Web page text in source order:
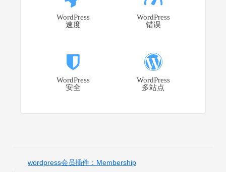
WordPress
速度
WordPress
错误
WordPress
安全
WordPress
多站点
wordpress会员插件：Membership